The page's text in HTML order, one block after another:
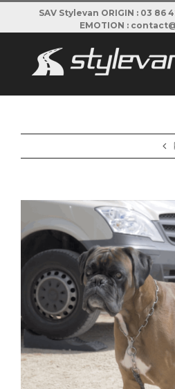
au
contenu
SAV Stylevan ORIGIN : 03 86
EMOTION :
Larger
Image